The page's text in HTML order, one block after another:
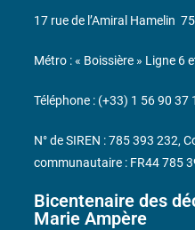
Bicentenaire des
Marie Ampère
17 rue de l’Amiral Hamelin
Métro : « Boissière » Ligne 6
Téléphone : (+33) 1 56 90 37
N° de SIREN : 785 393 232,
communautaire : FR44 785